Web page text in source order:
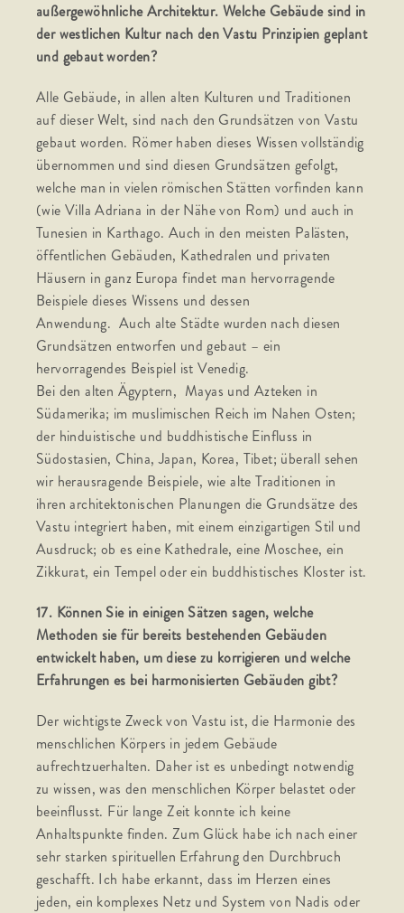
außergewöhnliche Architektur. Welche Gebäude sind in
der westlichen Kultur nach den Vastu Prinzipien geplant
und gebaut worden?
Alle Gebäude, in allen alten Kulturen und Traditionen
auf dieser Welt, sind nach den Grundsätzen von Vastu
gebaut worden. Römer haben dieses Wissen vollständig
übernommen und sind diesen Grundsätzen gefolgt,
welche man in vielen römischen Stätten vorfinden kann
(wie Villa Adriana in der Nähe von Rom) und auch in
Tunesien in Karthago. Auch in den meisten Palästen,
öffentlichen Gebäuden, Kathedralen und privaten
Häusern in ganz Europa findet man hervorragende
Beispiele dieses Wissens und dessen
Anwendung. Auch alte Städte wurden nach diesen
Grundsätzen entworfen und gebaut – ein
hervorragendes Beispiel ist Venedig.
Bei den alten Ägyptern, Mayas und Azteken in
Südamerika; im muslimischen Reich im Nahen Osten;
der hinduistische und buddhistische Einfluss in
Südostasien, China, Japan, Korea, Tibet; überall sehen
wir herausragende Beispiele, wie alte Traditionen in
ihren architektonischen Planungen die Grundsätze des
Vastu integriert haben, mit einem einzigartigen Stil und
Ausdruck; ob es eine Kathedrale, eine Moschee, ein
Zikkurat, ein Tempel oder ein buddhistisches Kloster ist.
17. Können Sie in einigen Sätzen sagen, welche
Methoden sie für bereits bestehenden Gebäuden
entwickelt haben, um diese zu korrigieren und welche
Erfahrungen es bei harmonisierten Gebäuden gibt?
Der wichtigste Zweck von Vastu ist, die Harmonie des
menschlichen Körpers in jedem Gebäude
aufrechtzuerhalten. Daher ist es unbedingt notwendig
zu wissen, was den menschlichen Körper belastet oder
beeinflusst. Für lange Zeit konnte ich keine
Anhaltspunkte finden. Zum Glück habe ich nach einer
sehr starken spirituellen Erfahrung den Durchbruch
geschafft. Ich habe erkannt, dass im Herzen eines
jeden, ein komplexes Netz und System von Nadis oder